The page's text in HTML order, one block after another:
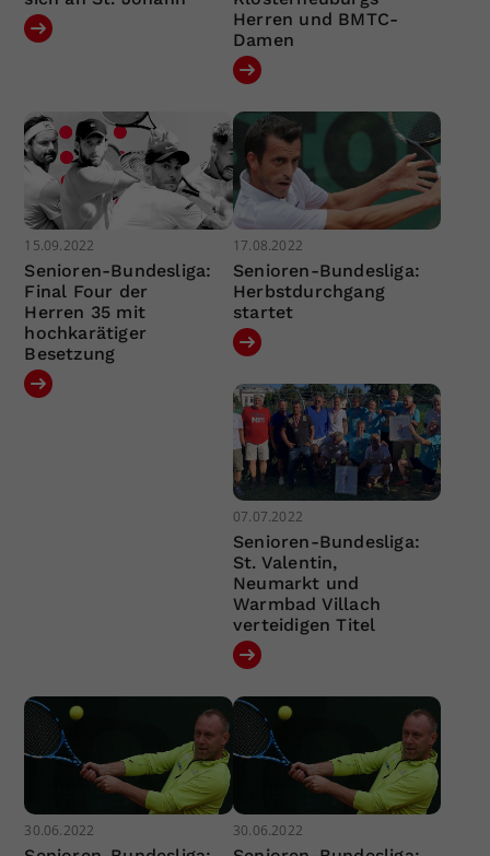
Herren und BMTC-
Damen
15.09.2022
Senioren-Bundesliga:
Final Four der
Herren 35 mit
hochkarätiger
Besetzung
17.08.2022
Senioren-Bundesliga:
Herbstdurchgang
startet
07.07.2022
Senioren-Bundesliga:
St. Valentin,
Neumarkt und
Warmbad Villach
verteidigen Titel
30.06.2022 30.06.2022